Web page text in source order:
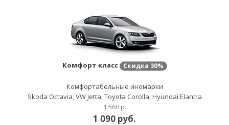
Комфорт класс Скидка 30%
Комфортабельные иномарки
Skoda Octavia, VW Jetta, Toyota Corolla, Hyundai Elantra
1 560 р.
1 090 руб.